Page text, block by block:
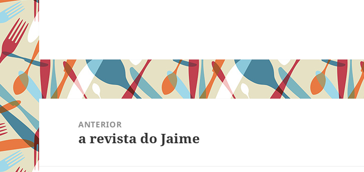
Navegação
de
Post
ANTERIOR
Post
a revista do Jaime